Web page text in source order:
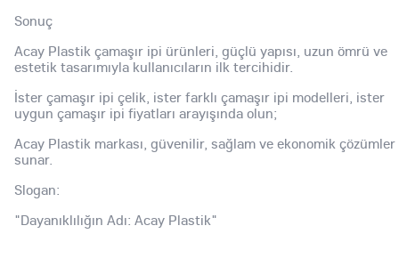
Sonuç
Acay Plastik çamaşır ipi ürünleri, güçlü yapısı, uzun ömrü ve
estetik tasarımıyla kullanıcıların ilk tercihidir.
İster çamaşır ipi çelik, ister farklı çamaşır ipi modelleri, ister
uygun çamaşır ipi fiyatları arayışında olun;
Acay Plastik markası, güvenilir, sağlam ve ekonomik çözümler
sunar.
Slogan:
"Dayanıklılığın Adı: Acay Plastik"